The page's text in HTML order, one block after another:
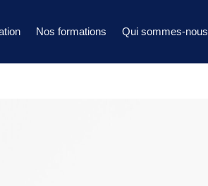
Nos formations Qui sommes-nous